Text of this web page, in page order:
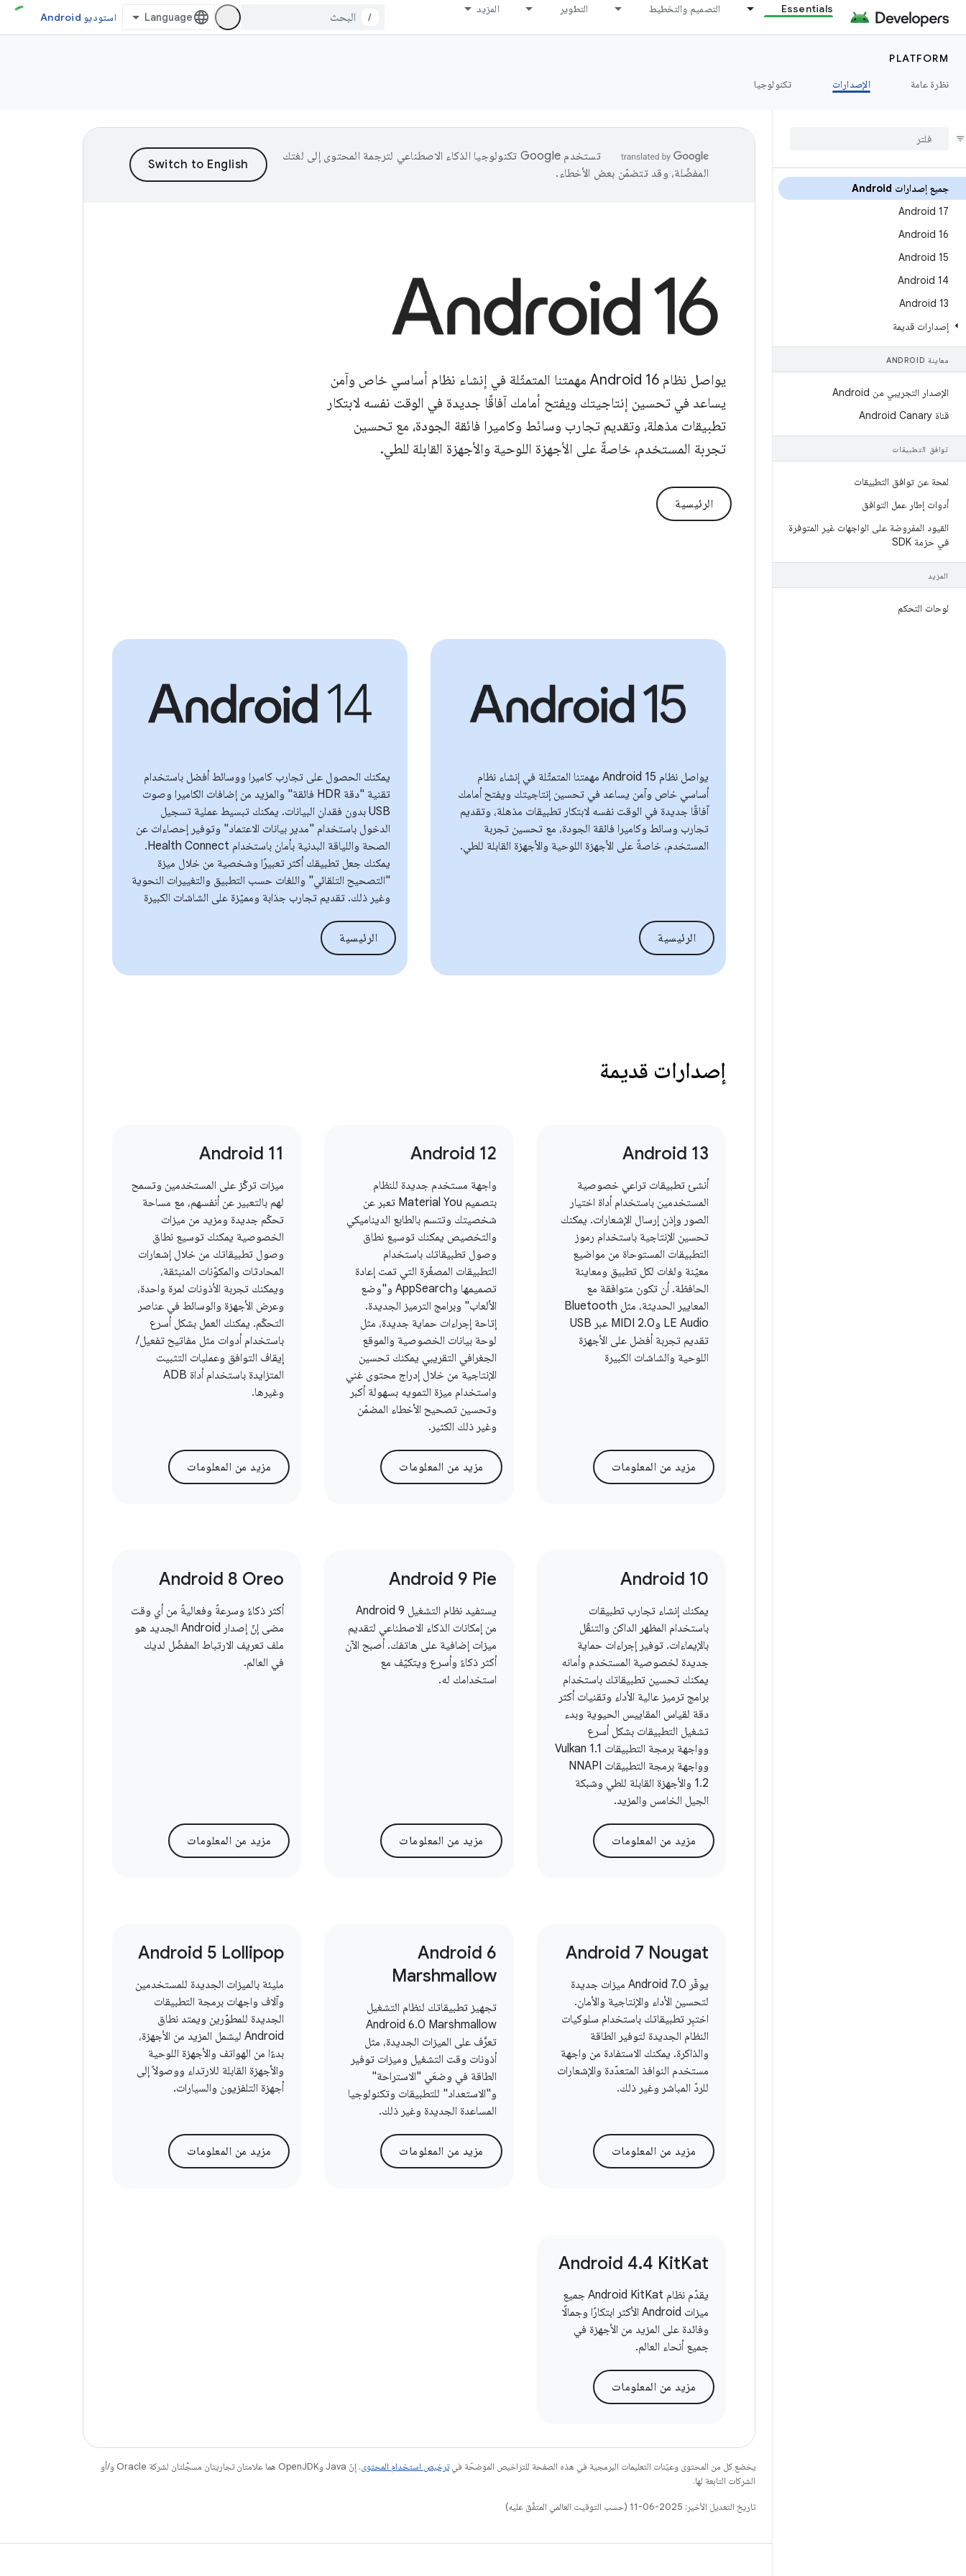
Essentials التصميم والتخطيط التطوير المزيد
/ استوديو Android
PLATFORM
نظرة عامة
الإصدارات تكنولوجيا
جميع إصدارات Android
Android 17
Android 16
Android 15
Android 14
Android 13
إصدارات قديمة
معاينة ANDROID
الإصدار التجريبي من Android
قناة Android Canary
توافق التطبيقات
لمحة عن توافق التطبيقات
أدوات إطار عمل التوافق
القيود المفروضة على الواجهات غير المتوفرة
في حزمة SDK
المزيد
لوحات التحكم
تستخدم Google تكنولوجيا الذكاء الاصطناعي لترجمة المحتوى إلى لغتك
المفضّلة، وقد تتضمّن بعض الأخطاء.
يواصل نظام Android 16 مهمتنا المتمثّلة في إنشاء نظام أساسي خاص وآمن
يساعد في تحسين إنتاجيتك ويفتح أمامك آفاقًا جديدة في الوقت نفسه لابتكار
تطبيقات مذهلة، وتقديم تجارب وسائط وكاميرا فائقة الجودة، مع تحسين
تجربة المستخدم، خاصةً على الأجهزة اللوحية والأجهزة القابلة للطي.
الرئيسية
يواصل نظام Android 15 مهمتنا المتمثّلة في إنشاء نظام
أساسي خاص وآمن يساعد في تحسين إنتاجيتك ويفتح أمامك
آفاقًا جديدة في الوقت نفسه لابتكار تطبيقات مذهلة، وتقديم
تجارب وسائط وكاميرا فائقة الجودة، مع تحسين تجربة
المستخدم، خاصةً على الأجهزة اللوحية والأجهزة القابلة للطي.
الرئيسية
يمكنك الحصول على تجارب كاميرا ووسائط أفضل باستخدام
تقنية "دقة HDR فائقة" والمزيد من إضافات الكاميرا وصوت
USB بدون فقدان البيانات. يمكنك تبسيط عملية تسجيل
الدخول باستخدام "مدير بيانات الاعتماد" وتوفير إحصاءات عن
الصحة واللياقة البدنية بأمان باستخدام Health Connect.
يمكنك جعل تطبيقك أكثر تعبيرًا وشخصية من خلال ميزة
"التصحيح التلقائي" واللغات حسب التطبيق والتغييرات النحوية
وغير ذلك. تقديم تجارب جذابة ومميّزة على الشاشات الكبيرة
الرئيسية
إصدارات قديمة
Android 13
أنشئ تطبيقات تراعي خصوصية
المستخدمين باستخدام أداة اختيار
الصور وإذن إرسال الإشعارات. يمكنك
تحسين الإنتاجية باستخدام رموز
التطبيقات المستوحاة من مواضيع
معيّنة ولغات لكل تطبيق ومعاينة
الحافظة. أن تكون متوافقة مع
المعايير الحديثة، مثل Bluetooth
LE Audio وMIDI 2.0 عبر USB
تقديم تجربة أفضل على الأجهزة
اللوحية والشاشات الكبيرة
مزيد من المعلومات
Android 12
واجهة مستخدم جديدة للنظام
بتصميم Material You تعبر عن
شخصيتك وتتسم بالطابع الديناميكي
والتخصيص يمكنك توسيع نطاق
وصول تطبيقاتك باستخدام
التطبيقات المصغّرة التي تمت إعادة
تصميمها وAppSearch و"وضع
الألعاب" وبرامج الترميز الجديدة.
إتاحة إجراءات حماية جديدة، مثل
لوحة بيانات الخصوصية والموقع
الجغرافي التقريبي يمكنك تحسين
الإنتاجية من خلال إدراج محتوى غني
واستخدام ميزة التمويه بسهولة أكبر
وتحسين تصحيح الأخطاء المضمّن
وغير ذلك الكثير.
مزيد من المعلومات
Android 11
ميزات تركّز على المستخدمين وتسمح
لهم بالتعبير عن أنفسهم، مع مساحة
تحكّم جديدة ومزيد من ميزات
الخصوصية يمكنك توسيع نطاق
وصول تطبيقاتك من خلال إشعارات
المحادثات والمكوّنات المنبثقة،
ويمكنك تجربة الأذونات لمرة واحدة،
وعرض الأجهزة والوسائط في عناصر
التحكّم. يمكنك العمل بشكل أسرع
باستخدام أدوات مثل مفاتيح تفعيل/
إيقاف التوافق وعمليات التثبيت
المتزايدة باستخدام أداة ADB
وغيرها.
مزيد من المعلومات
Android 10
يمكنك إنشاء تجارب تطبيقات
باستخدام المظهر الداكن والتنقّل
بالإيماءات. توفير إجراءات حماية
جديدة لخصوصية المستخدم وأمانه
يمكنك تحسين تطبيقاتك باستخدام
برامج ترميز عالية الأداء وتقنيات أكثر
دقة لقياس المقاييس الحيوية وبدء
تشغيل التطبيقات بشكل أسرع
وواجهة برمجة التطبيقات Vulkan 1.1
وواجهة برمجة التطبيقات NNAPI
1.2 والأجهزة القابلة للطي وشبكة
الجيل الخامس والمزيد.
مزيد من المعلومات
Android 9 Pie
يستفيد نظام التشغيل Android 9
من إمكانات الذكاء الاصطناعي لتقديم
ميزات إضافية على هاتفك. أصبح الآن
أكثر ذكاءً وأسرع ويتكيّف مع
استخدامك له.
مزيد من المعلومات
Android 8 Oreo
أكثر ذكاءً وسرعةً وفعاليةً من أي وقت
مضى إنّ إصدار Android الجديد هو
ملف تعريف الارتباط المفضّل لديك
في العالم.
مزيد من المعلومات
Android 7 Nougat
يوفّر Android 7.0 ميزات جديدة
لتحسين الأداء والإنتاجية والأمان.
اختبِر تطبيقاتك باستخدام سلوكيات
النظام الجديدة لتوفير الطاقة
والذاكرة. يمكنك الاستفادة من واجهة
مستخدم النوافذ المتعدّدة والإشعارات
للردّ المباشر وغير ذلك.
مزيد من المعلومات
Android 6
Marshmallow
تجهيز تطبيقاتك لنظام التشغيل
Android 6.0 Marshmallow
تعرَّف على الميزات الجديدة، مثل
أذونات وقت التشغيل وميزات توفير
الطاقة في وضعَي "الاستراحة"
و"الاستعداد" للتطبيقات وتكنولوجيا
المساعدة الجديدة وغير ذلك.
مزيد من المعلومات
Android 5 Lollipop
مليئة بالميزات الجديدة للمستخدمين
وآلاف واجهات برمجة التطبيقات
الجديدة للمطوّرين ويمتد نطاق
Android ليشمل المزيد من الأجهزة،
بدءًا من الهواتف والأجهزة اللوحية
والأجهزة القابلة للارتداء ووصولاً إلى
أجهزة التلفزيون والسيارات.
مزيد من المعلومات
Android 4.4 KitKat
يقدّم نظام Android KitKat جميع
ميزات Android الأكثر ابتكارًا وجمالًا
وفائدة على المزيد من الأجهزة في
جميع أنحاء العالم.
مزيد من المعلومات
يخضع كل من المحتوى وعيّنات التعليمات البرمجية في هذه الصفحة للتراخيص الموضحّة فيترخيص استخدام المحتوى
. إنّ Java وOpenJDK هما علامتان تجاريتان مسجَّلتان لشركة Oracle و/أو
الشركات التابعة لها.
تاريخ التعديل الأخير: 2025-06-11 (حسب التوقيت العالمي المتفَّق عليه)